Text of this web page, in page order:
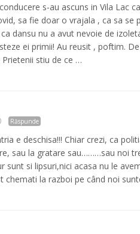
s-au ascuns in Vila Lac
sa fie doar o vrajala , ca sa se
dansu nu a avut nevoie de
ei primii! Au reusit , poftim.
Prietenii stiu de ce …
Răspunde
e deschisa!!! Chiar crezi, ca
sau la gratare sau………sau noi
sunt si lipsuri,nici acasa nu le
chemati la razboi pe când noi